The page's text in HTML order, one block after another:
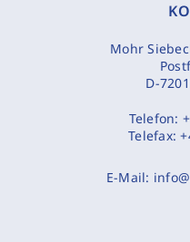
Mohr
D-
Telefon:
Telefax:
E-Mail: